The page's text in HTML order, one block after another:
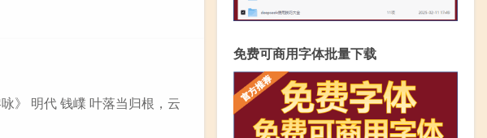
》 明代 钱嶫 叶落当归根，云
免费可商用字体批量下载